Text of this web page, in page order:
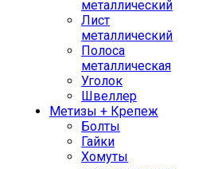
металлический
Лист
металлический
Полоса
металлическая
Уголок
Швеллер
Метизы + Крепеж
Болты
Гайки
Хомуты